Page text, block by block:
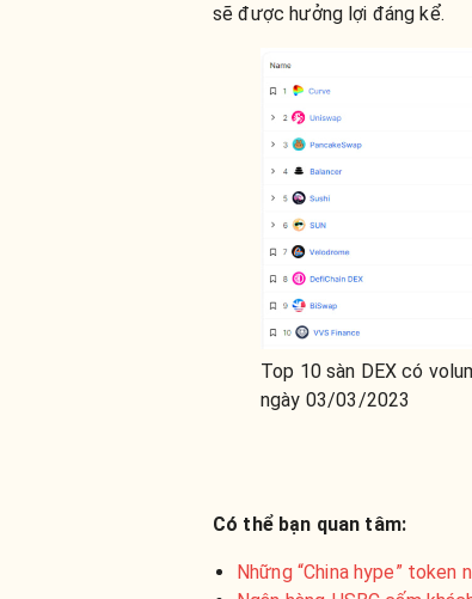
sẽ được hưởng lợi đáng kể.
Top 10 sàn DEX có
ngày 03/03/2023
Có thể bạn quan tâm:
Những “China hype”